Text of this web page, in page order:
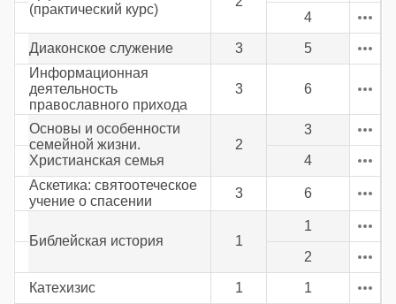
(практический курс)
4
Диаконское служение 3
5
Информационная
деятельность
православного прихода
3 6
Основы и особенности
семейной жизни.
Христианская семья
2
3
4
Аскетика: святоотеческое
учение о спасении
3 6
Библейская история 1
1
2
Катехизис 1
1